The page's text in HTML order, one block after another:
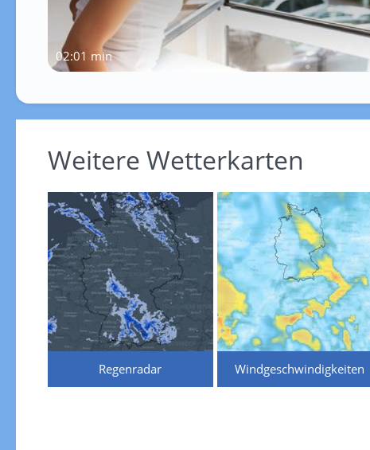
02:01 min
Weitere Wetterkarten
Regenradar Windgeschwindigkeiten